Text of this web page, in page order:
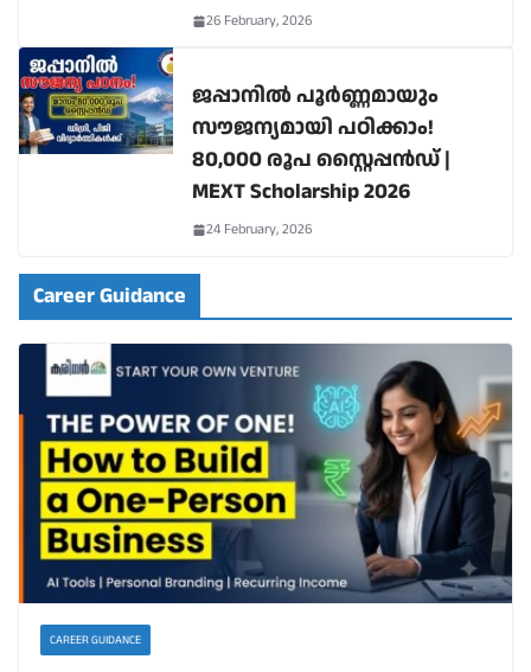
26 February, 2026
ജപ്പാനിൽ പൂർണ്ണമായും
സൗജന്യമായി പഠിക്കാം!
80,000 രൂപ സ്റ്റൈപ്പൻഡ് |
MEXT Scholarship 2026
24 February, 2026
Career Guidance
CAREER GUIDANCE